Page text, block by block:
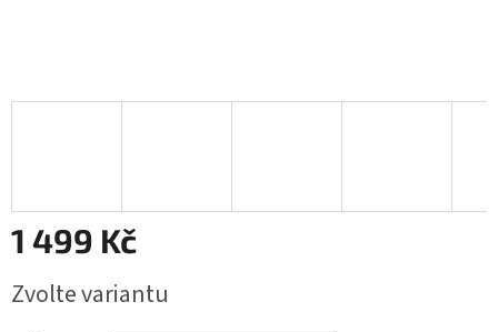
1 499 Kč
cena:
Zvolte variantu